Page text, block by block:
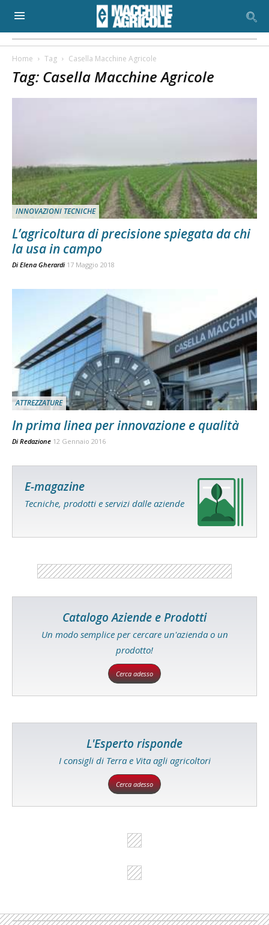
Home Tag Casella Macchine Agricole
Tag: Casella Macchine Agricole
INNOVAZIONI TECNICHE
L’agricoltura di precisione spiegata da chi
la usa in campo
Di Elena Gherardi 17 Maggio 2018
ATTREZZATURE
In prima linea per innovazione e qualità
Di Redazione 12 Gennaio 2016
E-magazine
Tecniche, prodotti e servizi dalle aziende
Catalogo Aziende e Prodotti
Un modo semplice per cercare un'azienda o un
prodotto!
Cerca adesso
L'Esperto risponde
I consigli di Terra e Vita agli agricoltori
Cerca adesso